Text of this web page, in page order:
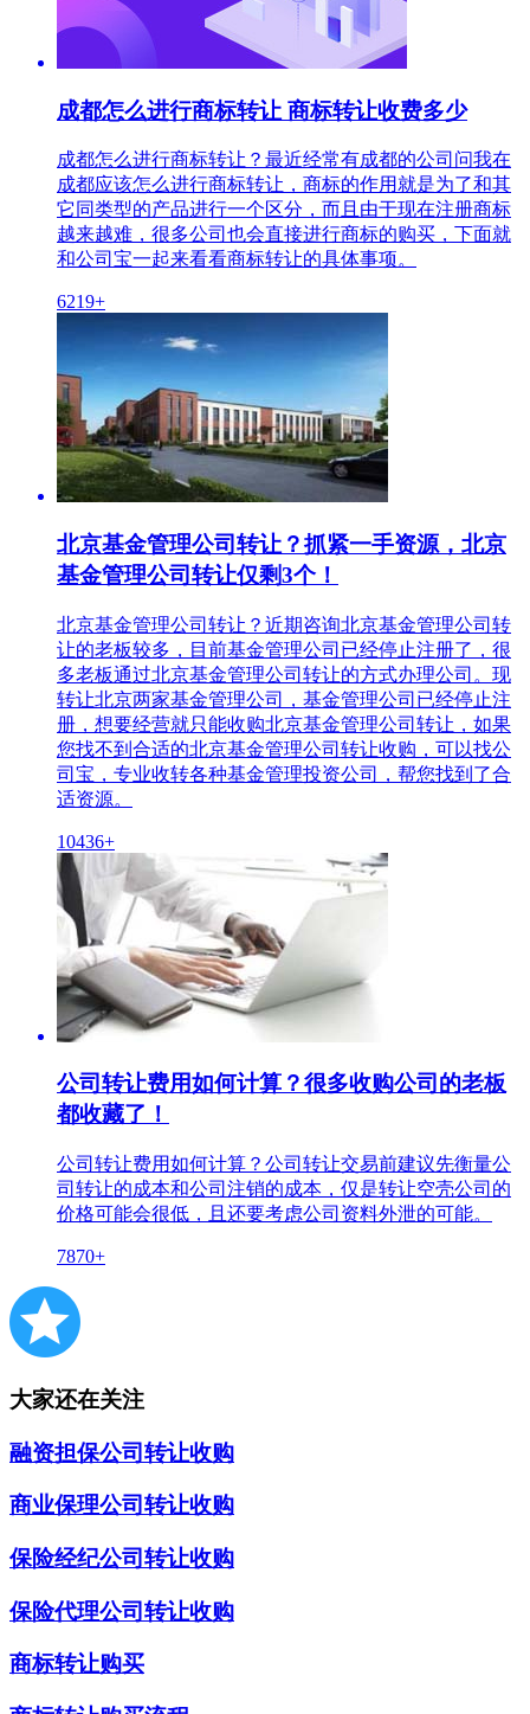
成都怎么进行商标转让 商标转让收费多少
成都怎么进行商标转让？最近经常有成都的公司问我在
成都应该怎么进行商标转让，商标的作用就是为了和其
它同类型的产品进行一个区分，而且由于现在注册商标
越来越难，很多公司也会直接进行商标的购买，下面就
和公司宝一起来看看商标转让的具体事项。
6219+
北京基金管理公司转让？抓紧一手资源，北京
基金管理公司转让仅剩3个！
北京基金管理公司转让？近期咨询北京基金管理公司转
让的老板较多，目前基金管理公司已经停止注册了，很
多老板通过北京基金管理公司转让的方式办理公司。现
转让北京两家基金管理公司，基金管理公司已经停止注
册，想要经营就只能收购北京基金管理公司转让，如果
您找不到合适的北京基金管理公司转让收购，可以找公
司宝，专业收转各种基金管理投资公司，帮您找到了合
适资源。
10436+
公司转让费用如何计算？很多收购公司的老板
都收藏了！
公司转让费用如何计算？公司转让交易前建议先衡量公
司转让的成本和公司注销的成本，仅是转让空壳公司的
价格可能会很低，且还要考虑公司资料外泄的可能。
7870+
大家还在关注
融资担保公司转让收购
商业保理公司转让收购
保险经纪公司转让收购
保险代理公司转让收购
商标转让购买